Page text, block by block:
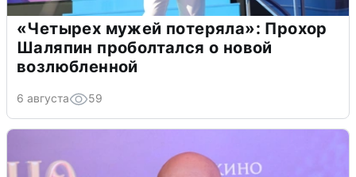
«Четырех мужей потеряла»: Прохор
Шаляпин проболтался о новой
возлюбленной
6 августа 59